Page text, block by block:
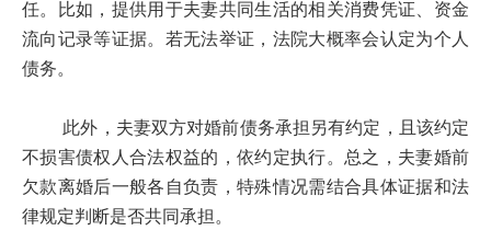
任。比如，提供用于夫妻共同生活的相关消费凭证、资金
流向记录等证据。若无法举证，法院大概率会认定为个人
债务。
此外，夫妻双方对婚前债务承担另有约定，且该约定
不损害债权人合法权益的，依约定执行。总之，夫妻婚前
欠款离婚后一般各自负责，特殊情况需结合具体证据和法
律规定判断是否共同承担。